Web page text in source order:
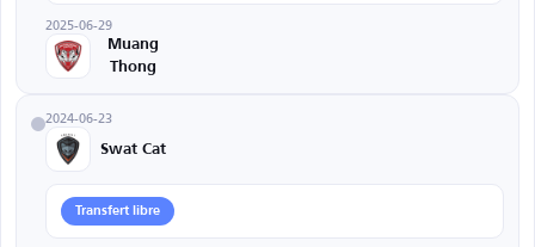
2025-06-29
Muang
Thong
2024-06-23
Swat Cat
Transfert libre